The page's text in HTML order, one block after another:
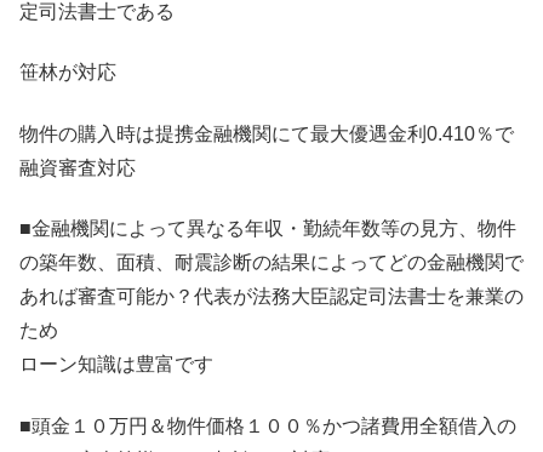
定司法書士である
笹林が対応
物件の購入時は提携金融機関にて最大優遇金利0.410％で
融資審査対応
■金融機関によって異なる年収・勤続年数等の見方、物件
の築年数、面積、耐震診断の結果によってどの金融機関で
あれば審査可能か？代表が法務大臣認定司法書士を兼業の
ため
ローン知識は豊富です
■頭金１０万円＆物件価格１００％かつ諸費用全額借入の